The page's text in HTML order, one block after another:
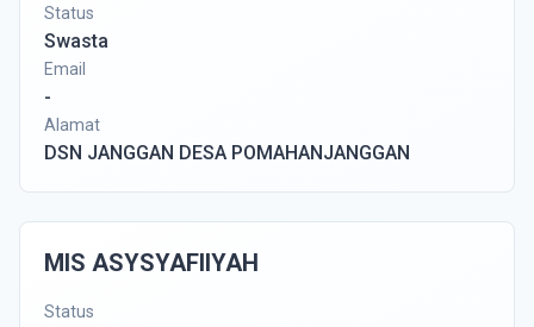
Status
Swasta
Email
-
Alamat
DSN JANGGAN DESA POMAHANJANGGAN
MIS ASYSYAFIIYAH
Status